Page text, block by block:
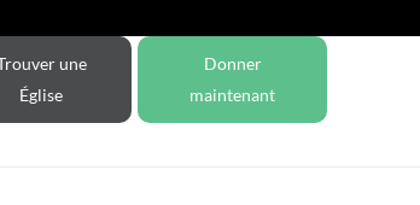
une
Église
Donner
maintenant